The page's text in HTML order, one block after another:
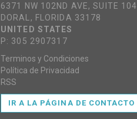
6371 NW 102ND AVE, SUITE 104
DORAL, FLORIDA 33178
UNITED STATES
P: 305 2907317
Terminos y Condiciones
Política de Privacidad
RSS
IR A LA PÁGINA DE CONTACTO